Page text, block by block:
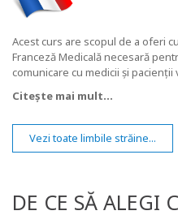
Acest curs are scopul de a oferi
Franceză Medicală necesară
comunicare cu medicii și
Citește mai mult...
Vezi toate limbile străine...
DE CE SĂ ALEGI